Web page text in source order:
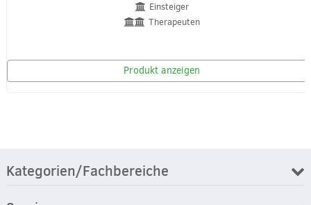
Einsteiger
Therapeuten
Produkt anzeigen
Kategorien/Fachbereiche